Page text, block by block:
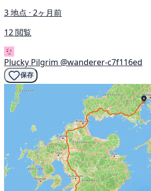
3 地点 · 2ヶ月前
12 閲覧
Plucky Pilgrim @wanderer-c7f116ed
保存